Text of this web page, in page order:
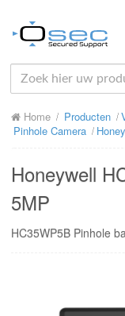
HOME
OVER ONS
PRODUCTEN
Home Producten
Pinhole Camera
Honeywell
5MP
HC35WP5B Pinhole